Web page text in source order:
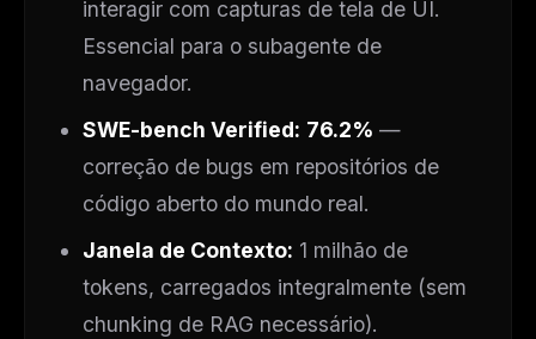
interagir com capturas de tela de UI.
Essencial para o subagente de
navegador.
SWE-bench Verified: 76.2% —
correção de bugs em repositórios de
código aberto do mundo real.
Janela de Contexto: 1 milhão de
tokens, carregados integralmente (sem
chunking de RAG necessário).
New agent skill drop
Rules & workflow pack
Free · Weekly · 2 min read
FREE NEWSLETTER